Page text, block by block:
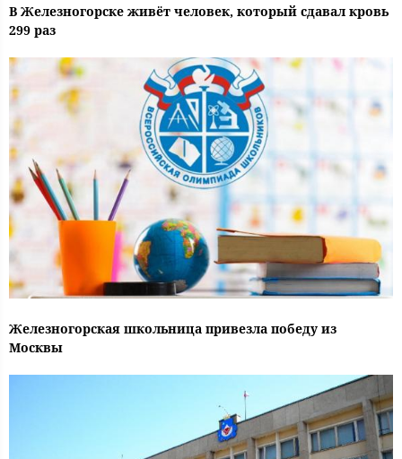
В Железногорске живёт человек, который сдавал кровь
299 раз
Железногорская школьница привезла победу из
Москвы